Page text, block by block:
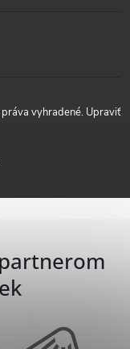
vyhradené. Upraviť